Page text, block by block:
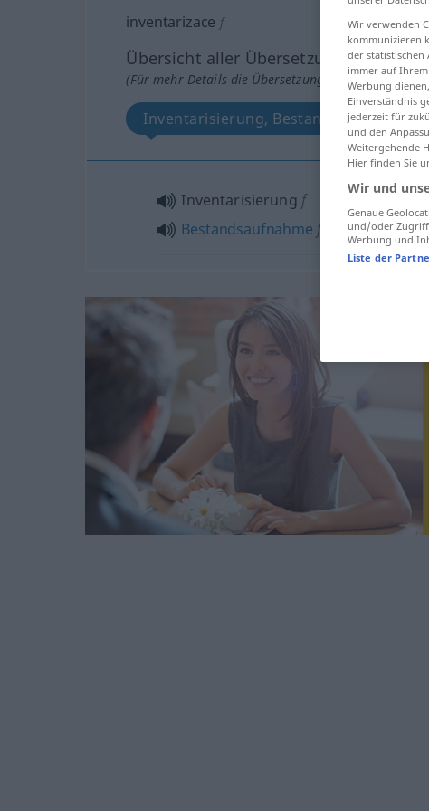
inventarizace f
Übersicht aller Übersetzungen
(Für mehr Details die Übersetzung anklicken/
Inventarisierung, Bestandsaufnahme
Inventarisierung f
Bestandsaufnahme f
Wir verwenden
kommunizieren
der
immer auf
Werbung
Einverständnis
jederzeit für
und den
Weitergehende
Hier finden Sie
Wir und
Genaue
und/oder
Werbung und
Liste der